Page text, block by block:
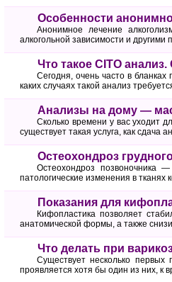
Особенности
Анонимное лечение
алкогольной зависимости и другими
Что такое CITO
Сегодня, очень часто в бланках
каких случаях такой анализ
Анализы на дому —
Сколько времени у вас уходит
существует такая услуга, как сдача
Остеохондроз
Остеохондроз позвоночника
патологические изменения в тканях
Показания для
Кифопластика позволяет
анатомической формы, а также
Что делать при
Существует несколько первых
проявляется хотя бы один из них, к